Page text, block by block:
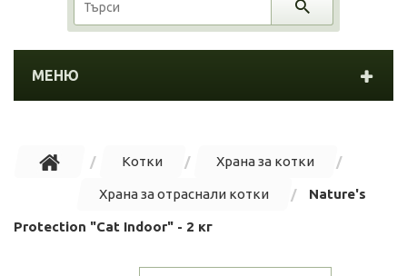
МЕНЮ
Котки Храна за котки
Храна за отраснали котки Nature's
Protection "Cat Indoor" - 2 кг